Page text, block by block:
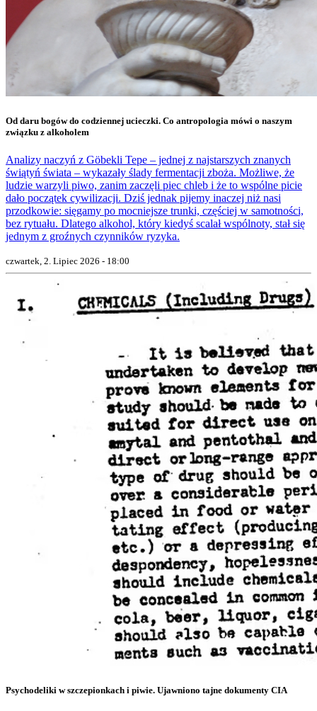
Od daru bogów do codziennej ucieczki. Co antropologia mówi o naszym
związku z alkoholem
Analizy naczyń z Göbekli Tepe – jednej z najstarszych znanych
świątyń świata – wykazały ślady fermentacji zboża. Możliwe, że
ludzie warzyli piwo, zanim zaczęli piec chleb i że to wspólne picie
dało początek cywilizacji. Dziś jednak pijemy inaczej niż nasi
przodkowie: sięgamy po mocniejsze trunki, częściej w samotności,
bez rytuału. Dlatego alkohol, który kiedyś scalał wspólnoty, stał się
jednym z groźnych czynników ryzyka.
czwartek, 2. Lipiec 2026 - 18:00
Psychodeliki w szczepionkach i piwie. Ujawniono tajne dokumenty CIA